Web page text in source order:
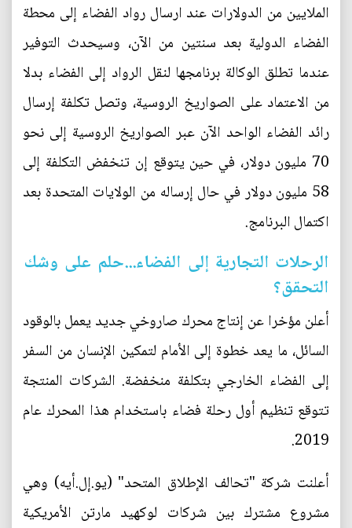
الملايين من الدولارات عند ارسال رواد الفضاء إلى محطة
الفضاء الدولية بعد سنتين من الآن، وسيحدث التوفير
عندما تطلق الوكالة برنامجها لنقل الرواد إلى الفضاء بدلا
من الاعتماد على الصواريخ الروسية، وتصل تكلفة إرسال
رائد الفضاء الواحد الآن عبر الصواريخ الروسية إلى نحو
70 مليون دولار، في حين يتوقع إن تنخفض التكلفة إلى
58 مليون دولار في حال إرساله من الولايات المتحدة بعد
اكتمال البرنامج.
الرحلات التجارية إلى الفضاء...حلم على وشك
التحقق؟
أعلن مؤخرا عن إنتاج محرك صاروخي جديد يعمل بالوقود
السائل، ما يعد خطوة إلى الأمام لتمكين الإنسان من السفر
إلى الفضاء الخارجي بتكلفة منخفضة. الشركات المنتجة
تتوقع تنظيم أول رحلة فضاء باستخدام هذا المحرك عام
2019.
أعلنت شركة "تحالف الإطلاق المتحد" (يو.إل.أيه) وهي
مشروع مشترك بين شركات لوكهيد مارتن الأمريكية